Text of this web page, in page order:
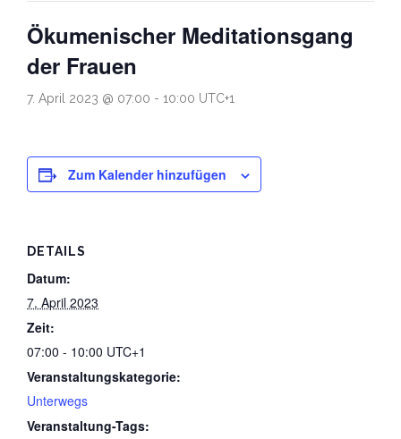
Datenschutz
Ökumenischer Meditationsgang
der Frauen
7. April 2023 @ 07:00 - 10:00 UTC+1
Zum Kalender hinzufügen
DETAILS
Datum:
7. April 2023
Zeit:
07:00 - 10:00 UTC+1
Veranstaltungskategorie:
Unterwegs
Veranstaltung-Tags: